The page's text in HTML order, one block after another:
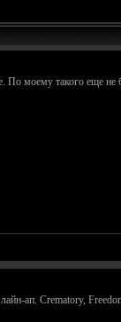
моему такого еще не
ап. Crematory,